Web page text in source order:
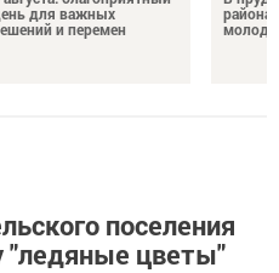
для важных
и перемен
района
поселения
"ледяные цветы"